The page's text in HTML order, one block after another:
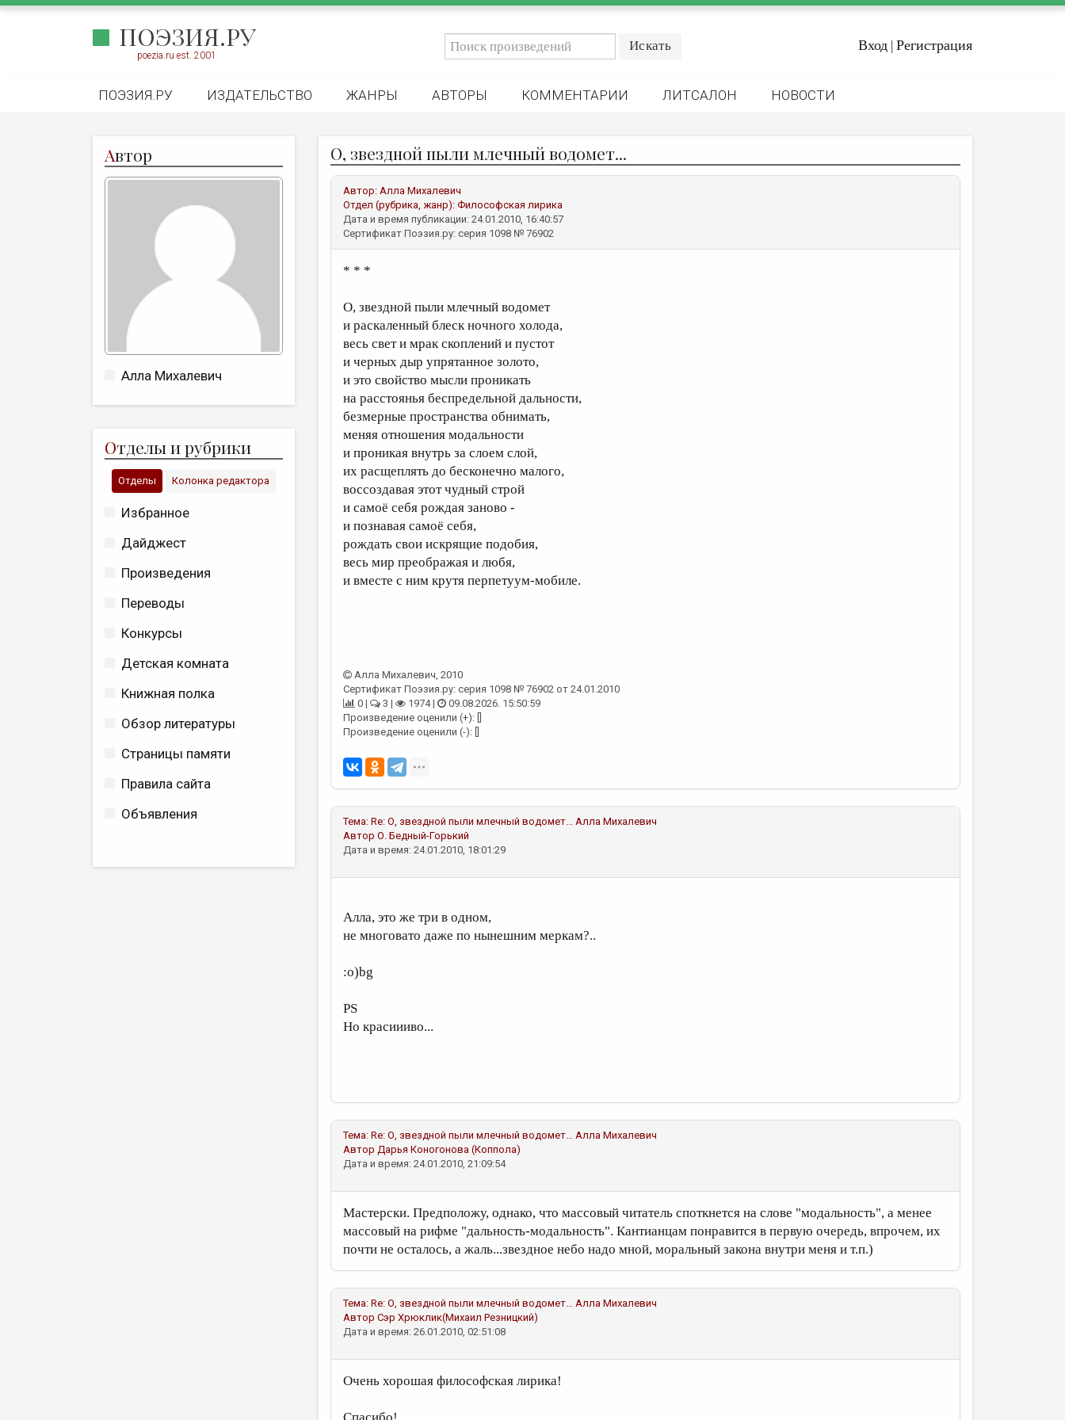
ПОЭЗИЯ.РУ
poezia.ru est. 2001
Вход | Регистрация
ПОЭЗИЯ.РУ ИЗДАТЕЛЬСТВО ЖАНРЫ АВТОРЫ КОММЕНТАРИИ ЛИТСАЛОН НОВОСТИ
Автор
Алла Михалевич
Отделы и рубрики
Отделы Колонка редактора
Избранное
Дайджест
Произведения
Переводы
Конкурсы
Детская комната
Книжная полка
Обзор литературы
Страницы памяти
Правила сайта
Объявления
О, звездной пыли млечный водомет...
Автор: Алла Михалевич
Отдел (рубрика, жанр): Философская лирика
Дата и время публикации: 24.01.2010, 16:40:57
Сертификат Поэзия.ру: серия 1098 № 76902
* * *
О, звездной пыли млечный водомет
и раскаленный блеск ночного холода,
весь свет и мрак скоплений и пустот
и черных дыр упрятанное золото,
и это свойство мысли проникать
на расстоянья беспредельной дальности,
безмерные пространства обнимать,
меняя отношения модальности
и проникая внутрь за слоем слой,
их расщеплять до бесконечно малого,
воссоздавая этот чудный строй
и самоё себя рождая заново -
и познавая самоё себя,
рождать свои искрящие подобия,
весь мир преображая и любя,
и вместе с ним крутя перпетуум-мобиле.
Алла Михалевич, 2010
Сертификат Поэзия.ру: серия 1098 № 76902 от 24.01.2010
0 |
3 | 1974 |
09.08.2026. 15:50:59
Произведение оценили (+): []
Произведение оценили (-): []
Тема: Re: О, звездной пыли млечный водомет... Алла Михалевич
Автор О. Бедный-Горький
Дата и время: 24.01.2010, 18:01:29
Алла, это же три в одном,
не многовато даже по нынешним меркам?..
:о)bg
PS
Но красиииво...
Тема: Re: О, звездной пыли млечный водомет... Алла Михалевич
Автор Дарья Коногонова (Коппола)
Дата и время: 24.01.2010, 21:09:54
Мастерски. Предположу, однако, что массовый читатель споткнется на слове "модальность", а менее
массовый на рифме "дальность-модальность". Кантианцам понравится в первую очередь, впрочем, их
почти не осталось, а жаль...звездное небо надо мной, моральный закона внутри меня и т.п.)
Тема: Re: О, звездной пыли млечный водомет... Алла Михалевич
Автор Сэр Хрюклик(Михаил Резницкий)
Дата и время: 26.01.2010, 02:51:08
Очень хорошая философская лирика!